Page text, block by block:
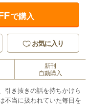
で購入
お気に入り
新刊
自動購入
引き抜きの話を持ちかけら
不当に扱われていた毎日を